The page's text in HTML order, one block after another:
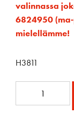
valinnassa
6824950
mielellämme!
H3811